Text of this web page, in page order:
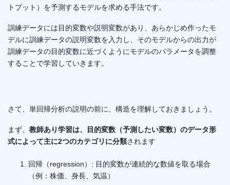
トプット）を予測するモデルを求める手法です。
訓練データには目的変数や説明変数があり、あらかじめ作ったモ
デルに訓練データの説明変数を入力し、そのモデルからの出力が
訓練データの目的変数に近づくようにモデルのパラメータを調整
することで学習していきます。
さて、単回帰分析の説明の前に、構造を理解しておきましょう。
まず、 教師あり学習は、目的変数（予測したい変数）のデータ形
式によって主に2つのカテゴリに分類されます
回帰（regression）: 目的変数が連続的な数値を取る場合
（例：株価、身長、気温）